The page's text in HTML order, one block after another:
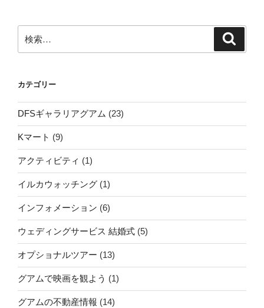
ン
索:
カテゴリー
DFSギャラリアグアム (23)
Kマート (9)
アクティビティ (1)
イルカウォッチング (1)
インフォメーション (6)
ウェディングサービス 結婚式 (5)
オプショナルツアー (13)
グアムで映画を観よう (1)
グアムの不動産情報 (14)